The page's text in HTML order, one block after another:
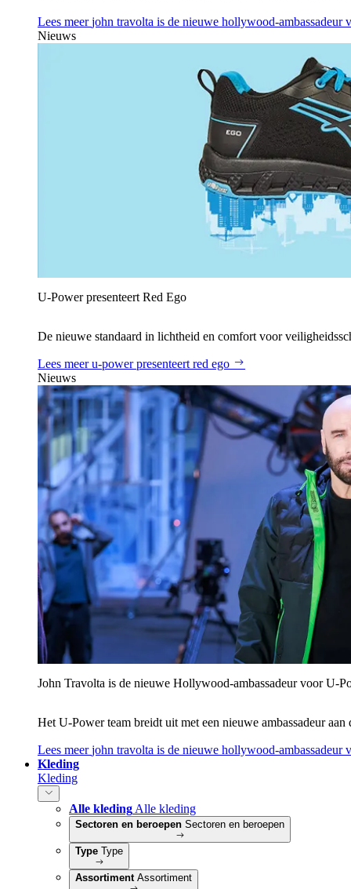
Lees meerjohn travolta is de nieuwe hollywood-ambassadeur
Nieuws
U‑Power presenteert Red Ego
De nieuwe standaard in lichtheid en comfort voor
Lees meeru‑power presenteert red ego
Nieuws
John Travolta is de nieuwe Hollywood-ambassadeur voor
Het U‑Power team breidt uit met een nieuwe ambassadeur
Lees meerjohn travolta is de nieuwe hollywood-ambassadeur
Kleding
Kleding
Alle kleding Alle kleding
Sectoren en beroepen Sectoren en beroepen
Type Type
Assortiment Assortiment